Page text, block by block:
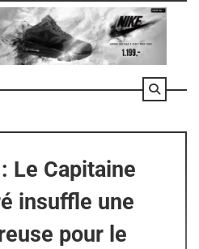
Le Capitaine
insuffle une
pour le